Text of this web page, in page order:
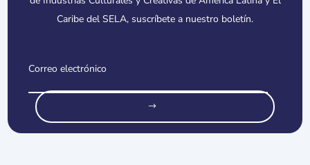
Caribe del SELA, suscríbete a nuestro boletín.